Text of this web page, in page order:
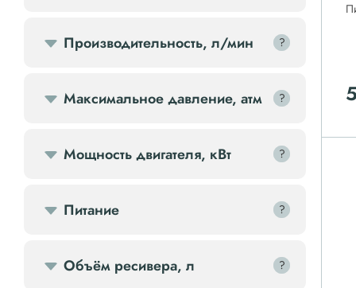
Осветительные мачты
Осушители
Ресиверы
Производительность, л/мин ?
?
Максимальное давление, атм ?
?
Мощность двигателя, кВт ?
?
Питание ?
?
Объём ресивера, л ?
?